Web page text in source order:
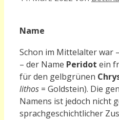
Name
Schon im Mittelalter war
– der Name Peridot ein
für den gelbgrünen
lithos = Goldstein). Die
Namens ist jedoch nicht
sprachgeschichtlicher